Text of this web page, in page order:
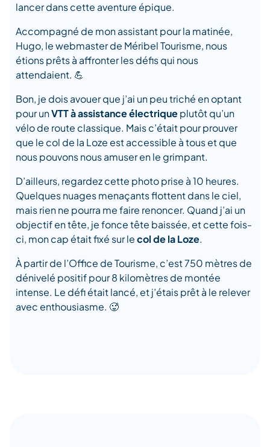
lancer dans cette aventure épique.
Accompagné de mon assistant pour la matinée,
Hugo, le webmaster de Méribel Tourisme, nous
étions prêts à affronter les défis qui nous
attendaient. 💪
Bon, je dois avouer que j’ai un peu triché en optant
pour unVTT à assistance électriqueplutôt qu’un
vélo de route classique. Mais c’était pour prouver
que le col de la Loze est accessible à tous et que
nous pouvons nous amuser en le grimpant.
D’ailleurs, regardez cette photo prise à 10 heures.
Quelques nuages menaçants flottent dans le ciel,
mais rien ne pourra me faire renoncer. Quand j’ai un
objectif en tête, je fonce tête baissée, et cette fois-
ci, mon cap était fixé sur lecol de la Loze.
À partir de l’Office de Tourisme, c’est 750 mètres de
dénivelé positif pour 8 kilomètres de montée
intense. Le défi était lancé, et j’étais prêt à le relever
avec enthousiasme. 🥵